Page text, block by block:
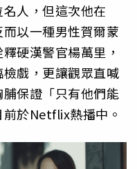
人，但這次他在
而以一種男性賀爾蒙
硬漢警官楊萬里，
戲，更讓觀眾直喊
保證「只有他們能
於Netflix熱播中。